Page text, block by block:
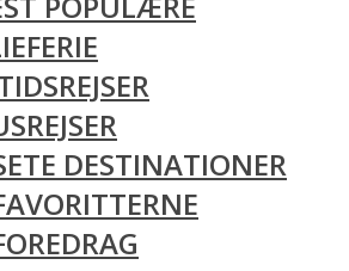
DESTINATIONER